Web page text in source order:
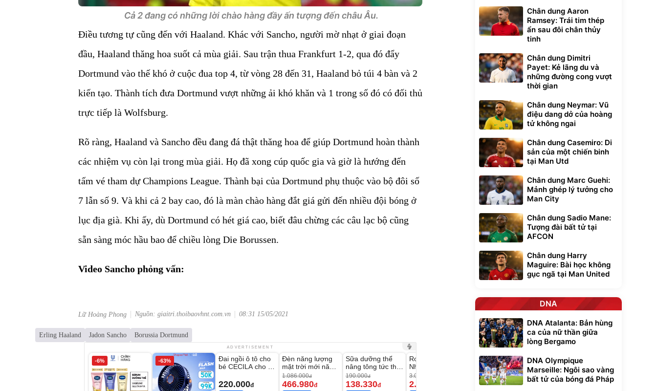
Cả 2 đang có những lời chào hàng đầy ấn tượng đến châu Âu.
Điều tương tự cũng đến với Haaland. Khác với Sancho, người mờ nhạt ở giai đoạn
đầu, Haaland thăng hoa suốt cả mùa giải. Sau trận thua Frankfurt 1-2, qua đó đẩy
Dortmund vào thế khó ở cuộc đua top 4, từ vòng 28 đến 31, Haaland bỏ túi 4 bàn và 2
kiến tạo. Thành tích đưa Dortmund vượt những ải khó khăn và 1 trong số đó có đối thủ
trực tiếp là Wolfsburg.
Rõ ràng, Haaland và Sancho đều đang đá thật thăng hoa để giúp Dortmund hoàn thành
các nhiệm vụ còn lại trong mùa giải. Họ đã xong cúp quốc gia và giờ là hướng đến
tấm vé tham dự Champions League. Thành bại của Dortmund phụ thuộc vào bộ đôi số
7 lẫn số 9. Và khi cả 2 bay cao, đó là màn chào hàng đắt giá gửi đến nhiều đội bóng ở
lục địa già. Khi ấy, dù Dortmund có hét giá cao, biết đâu chừng các câu lạc bộ cũng
sẵn sàng móc hầu bao để chiều lòng Die Borussen.
Video Sancho phỏng vấn:
Lữ Hoàng Phong Nguồn: giaitri.thoibaovhnt.com.vn 08:31 15/05/2021
Erling Haaland Jadon Sancho Borussia Dortmund
ADVERTISEMENT
-6% -63%
Unmute
Đai ngồi ô tô cho
bé CECILA cho bé
220.000đ
-56%
Đèn năng lượng
mặt trời mới năm
2026 có 120 viên
LED lớn
1.086.000đ
466.980đ
-27%
Sữa dưỡng thể
nâng tông tức thì
Vaseline Body
190.000đ
138.330đ
Robot Hút Bụi Lau
Nhà - D2-001 -
Thông Minh
3.000.000
2.200.000
Unmute
Vali Bamozo
Khung Nhôm
9066 Size
20/24/28 Cao Cấp
1.000.000đ
825.000đ
Chân dung Aaron
Ramsey: Trái tim thép
ẩn sau đôi chân thủy
tinh
Chân dung Dimitri
Payet: Kẻ lãng du và
những đường cong vượt
thời gian
Chân dung Neymar: Vũ
điệu dang dở của hoàng
tử không ngai
Chân dung Casemiro: Di
sản của một chiến binh
tại Man Utd
Chân dung Marc Guehi:
Mảnh ghép lý tưởng cho
Man City
Chân dung Sadio Mane:
Tượng đài bất tử tại
AFCON
Chân dung Harry
Maguire: Bài học không
gục ngã tại Man United
DNA
DNA Atalanta: Bản hùng
ca của nữ thần giữa
lòng Bergamo
DNA Olympique
Marseille: Ngôi sao vàng
bất tử của bóng đá Pháp